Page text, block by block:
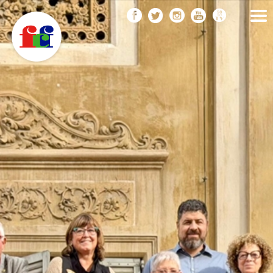
Vés
al
contingut
FEDERACIÓ CATALANA
DE FOTOGRAFIA
F
C
F